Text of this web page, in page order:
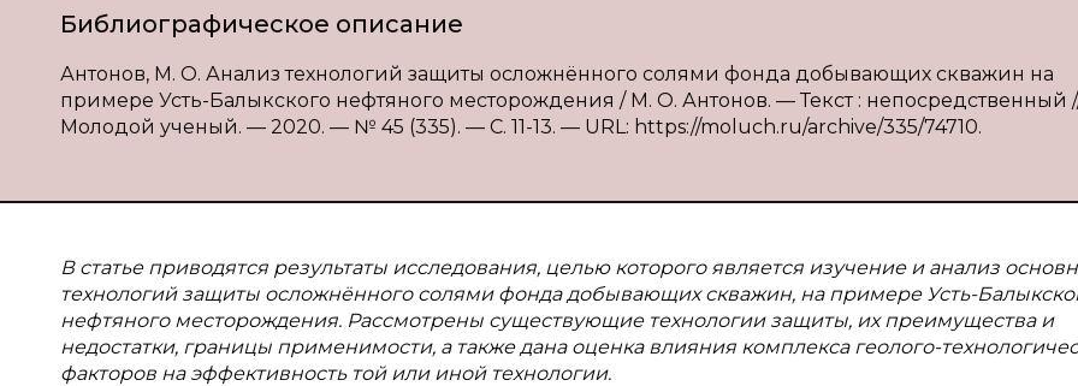
Библиографическое описание
Антонов, М. О. Анализ технологий защиты осложнённого солями фонда добывающих скважин на
примере Усть-Балыкского нефтяного месторождения / М. О. Антонов. — Текст : непосредственный
Молодой ученый. — 2020. — № 45 (335). — С. 11-13. — URL: https://moluch.ru/archive/335/74710.
В статье приводятся результаты исследования, целью которого является изучение и анализ
технологий защиты осложнённого солями фонда добывающих скважин, на примере Усть-
нефтяного месторождения. Рассмотрены существующие технологии защиты, их преимущества и
недостатки, границы применимости, а также дана оценка влияния комплекса геолого-
факторов на эффективность той или иной технологии.